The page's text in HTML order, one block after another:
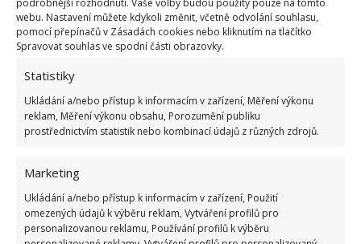
podrobnější rozhodnutí. Vaše volby budou použity pouze na tomto
webu. Nastavení můžete kdykoli změnit, včetně odvolání souhlasu,
pomocí přepínačů v Zásadách cookies nebo kliknutím na tlačítko
Spravovat souhlas ve spodní části obrazovky.
Statistiky
Ukládání a/nebo přístup k informacím v zařízení, Měření výkonu
reklam, Měření výkonu obsahu, Porozumění publiku
prostřednictvím statistik nebo kombinací údajů z různých zdrojů.
Marketing
Ukládání a/nebo přístup k informacím v zařízení, Použití
omezených údajů k výběru reklam, Vytváření profilů pro
personalizovanou reklamu, Používání profilů k výběru
kousky jídla, které z toustu vytečou, ulpí na pečicím
papíru. Jakmile budete mít tousty připravené, pečicí
dokonale čistý. Budete si moct vychutnat připravené
jídlo, aniž byste se následně museli věnovat
zapečeným skvrnám.